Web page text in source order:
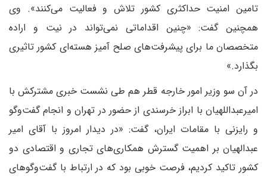
تامین امنیت حداکثری کشور تلاش و فعالیت می‌کنند». وی
همچنین گفت: «چنین اقداماتی نمی‌تواند در نیت و اراده
متخصصان ما برای پیشرفت‌های صلح آمیز هسته‌ای کشور تاثیری
بگذارد.»
در آن سو وزیر امور خارجه قطر هم طی نشست خبری مشترکش با
امیرعبداللهیان با ابراز خرسندی از حضور در تهران و انجام گفت‌وگو
و رایزنی با مقامات ایران، گفت: «در دیدار امروز با آقای امیر
عبدالهیان بر اهمیت گسترش همکاری‌های تجاری و اقتصادی دو
کشور تاکید کردیم، فرصت خوبی بود که در ارتباط با گفت‌وگوهای